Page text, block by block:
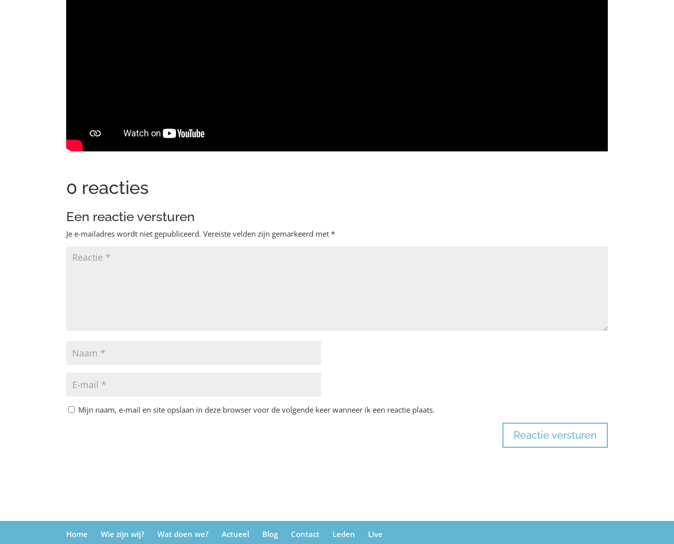
0 reacties
Een reactie versturen
Je e-mailadres wordt niet gepubliceerd. Vereiste velden zijn gemarkeerd met *
Mijn naam, e-mail en site opslaan in deze browser voor de volgende keer wanneer ik een reactie plaats.
Reactie versturen
Home Wie zijn wij? Wat doen we? Actueel Blog Contact Leden Live